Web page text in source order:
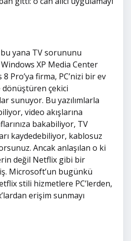
yana TV sorununu
XP Media Center
Pro’ya firma, PC’nizi bir ev
çekici
sunuyor. Bu yazılımlarla
video akışlarına
bakabiliyor, TV
kaydedebiliyor, kablosuz
Ancak anlaşılan o ki
değil Netflix gibi bir
Microsoft’un bugünkü
stili hizmetlere PC’lerden,
erişim sunmayı